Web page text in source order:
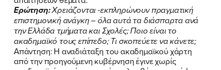
Ερώτηση:Χρειάζονται -εκπληρώνουν πραγματική
επιστημονική ανάγκη – όλα αυτά τα διάσπαρτα ανά
την Ελλάδα τμήματα και Σχολές; Ποιο είναι το
ακαδημαϊκό τους επίπεδο; Τι σκοπεύετε να κάνετε;
Απάντηση: Η αναδιάταξη του ακαδημαϊκού χάρτη
από την προηγούμενη κυβέρνηση έγινε χωρίς